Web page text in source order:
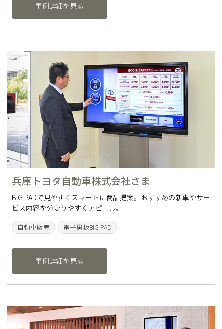
事例詳細を見る
兵庫トヨタ自動車株式会社さま
BIG PADで見やすくスマートに商品提案。おすすめの新車やサー
ビス内容を分かりやすくアピール。
自動車販売 電子黒板BIG PAD
事例詳細を見る